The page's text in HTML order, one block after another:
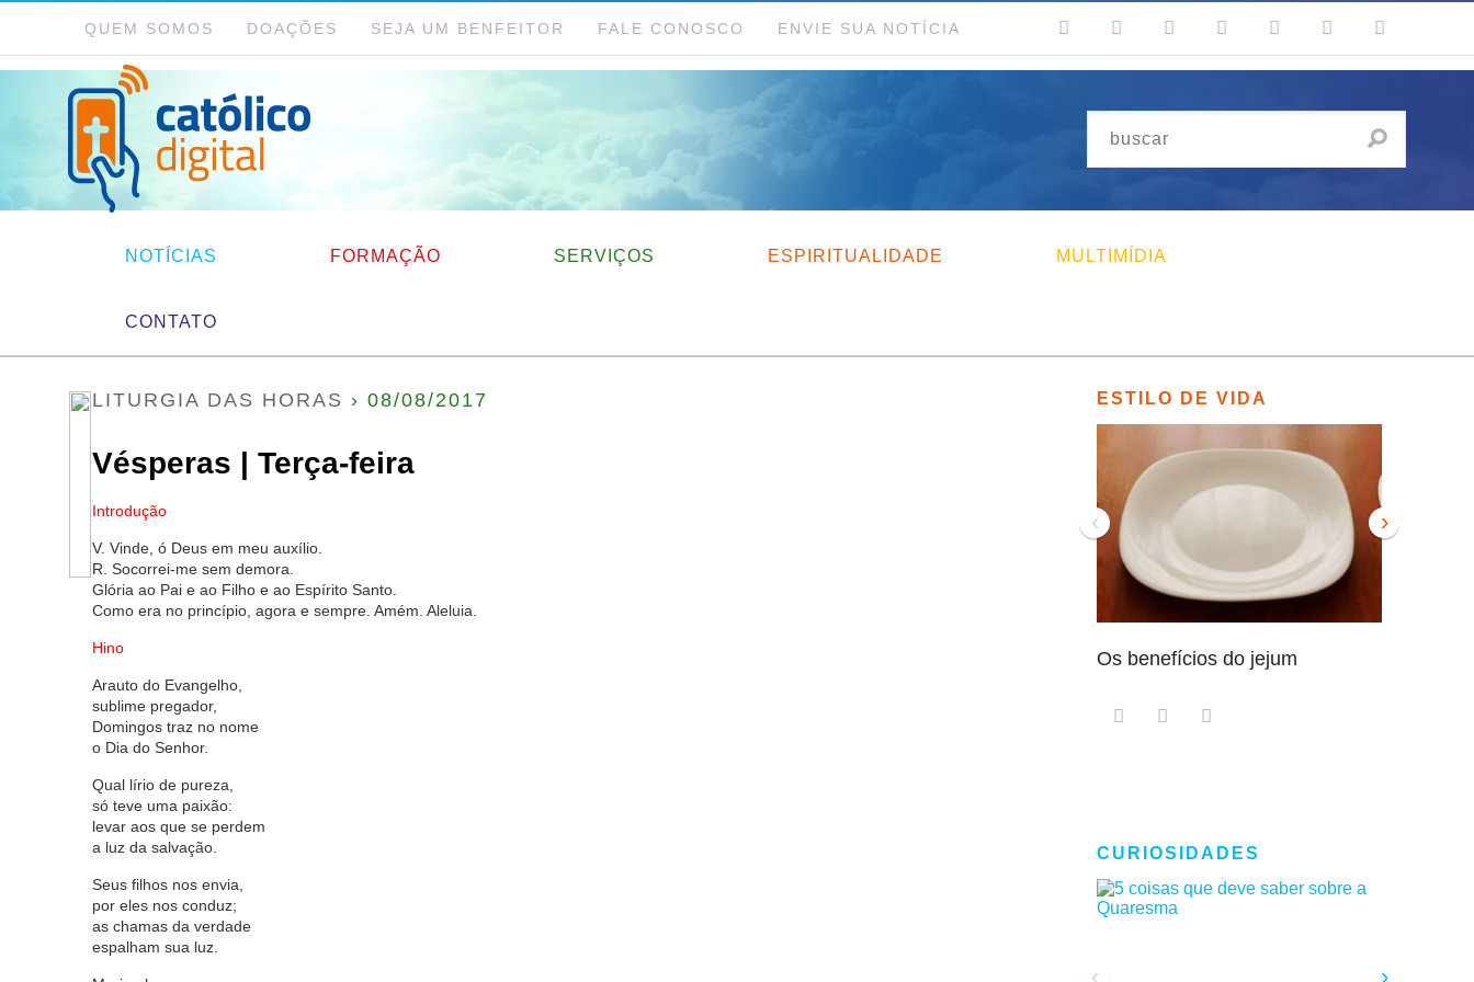
QUEM SOMOS DOAÇÕES SEJA UM BENFEITOR FALE CONOSCO ENVIE SUA NOTÍCIA
NOTÍCIAS FORMAÇÃO SERVIÇOS ESPIRITUALIDADE MULTIMÍDIA
CONTATO
LITURGIA DAS HORAS › 08/08/2017
Vésperas | Terça-feira
Introdução
V. Vinde, ó Deus em meu auxílio.
R. Socorrei-me sem demora.
Glória ao Pai e ao Filho e ao Espírito Santo.
Como era no princípio, agora e sempre. Amém. Aleluia.
Hino
Arauto do Evangelho,
sublime pregador,
Domingos traz no nome
o Dia do Senhor.
Qual lírio de pureza,
só teve uma paixão:
levar aos que se perdem
a luz da salvação.
Seus filhos nos envia,
por eles nos conduz;
as chamas da verdade
espalham sua luz.
ESTILO DE VIDA
Os benefícios do jejum
‹ ›
CURIOSIDADES
‹ ›